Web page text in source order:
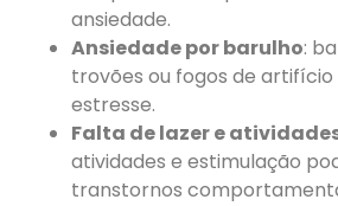
ansiedade.
Ansiedade por barulho:
trovões ou fogos de
estresse.
Falta de lazer e
atividades e estimulação
transtornos